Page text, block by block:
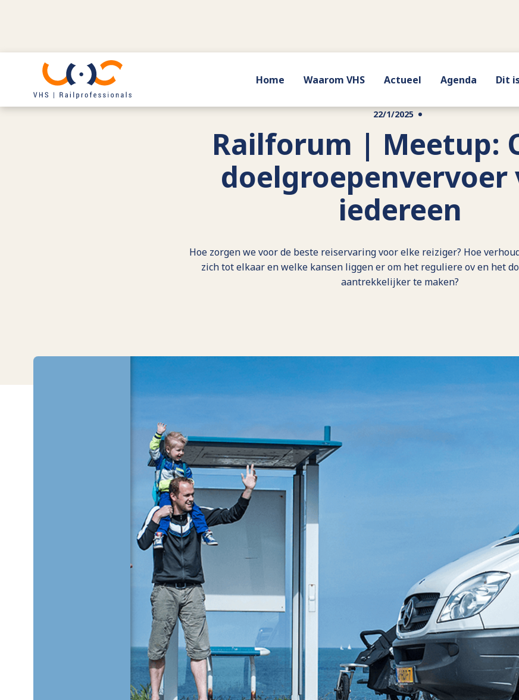
Home Waarom VHS Actueel Agenda Dit
Terug naar agenda
22/1/2025
Railforum | Meetup:
doelgroepenvervoer
iedereen
Hoe zorgen we voor de beste reiservaring voor elke reiziger? Hoe
zich tot elkaar en welke kansen liggen er om het reguliere ov en het
aantrekkelijker te maken?